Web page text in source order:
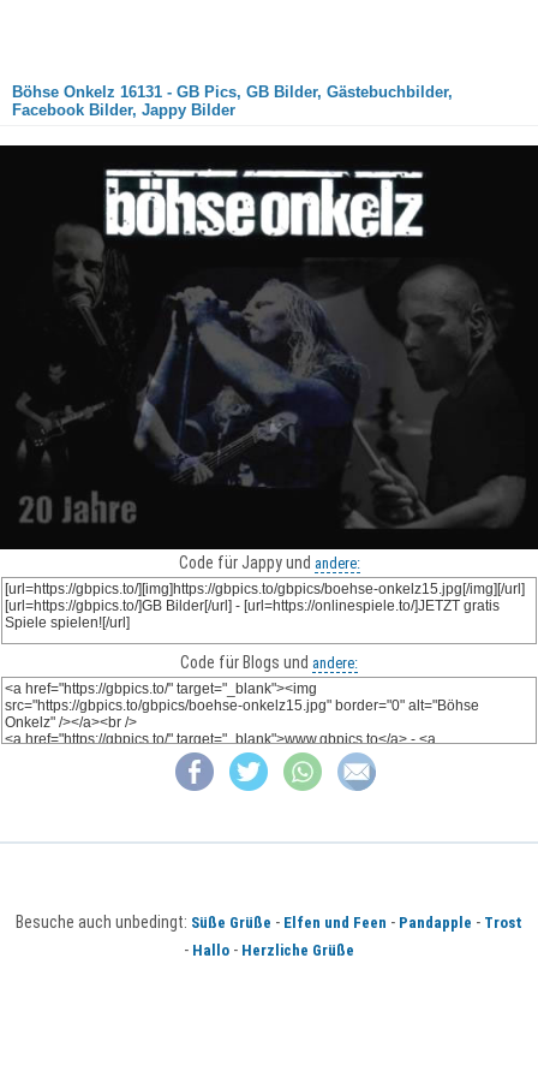
Böhse Onkelz 16131 - GB Pics, GB Bilder, Gästebuchbilder,
Facebook Bilder, Jappy Bilder
Code für Jappy und andere:
Code für Blogs und andere:
Besuche auch unbedingt: Süße Grüße - Elfen und Feen - Pandapple - Trost
- Hallo - Herzliche Grüße